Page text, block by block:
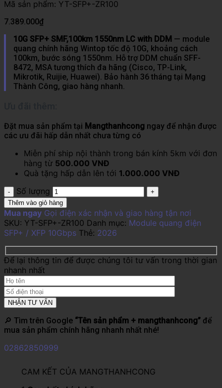
Mã sản phẩm: YT-SFP+-ZR100
7.389.000₫
10G SFP+ SMF,100km 1550nm LC with DDM — module
quang chính hãng Wintop tốc độ 10G, khoảng cách
100km, bước sóng 1550nm. Hỗ trợ DDM chuẩn SFF-
8472, MSA tương thích đa hãng (Cisco, TP-Link,
Mikrotik, Ruijie, Huawei). Bảo hành 36 tháng tại Mạng
Thành Công, giao hàng nhanh.
Đặt mua sản phẩm tại Mangthanhcong ngay để nhận được
các ưu đãi hấp dẫn nhất chưa từng có
Miễn phí ship nội thành trong bán kính 5km với đơn
hàng từ 500.000 VNĐ
Quà tặng hấp dẫn lên tới 1.000.000 VNĐ
Số lượng
Thêm vào giỏ hàng
Mua ngay Gọi điện xác nhận và giao hàng tận nơi
SKU: YT-SFP+-ZR100 Danh mục: Module quang điện
SFP+ / XFP 10Gbps Thẻ: 2026
Để lại thông tin để được chúng tôi tư vấn trong thời gian
nhanh nhất
🔎 Tìm trên Google “Tên sản phẩm + mangthanhcong” để
mua sản phẩm chính hãng nhanh nhất nhé!
02862850999
CAM KẾT CỦA MANGTHANHCONG